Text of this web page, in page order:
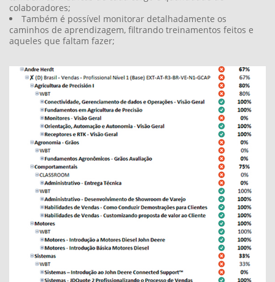
Caminho de aprendizagem
Também conseguimos analisar o caminho de aprendizagem
de ponta a ponta, por exemplo, este é um caminho Nível 1 de
Vendas, nele podemos ver quais sub-caminhos e
treinamentos estão feitos, 100% completos e incompletos que
precisam de atenção;
O mesmo acontece em Nível 2, Especialistas e outros
caminhos como por exemplo CDI I e JDTECH;